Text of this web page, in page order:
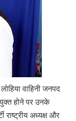
वाहिनी जनपद
होने पर उनके
राष्ट्रीय अध्यक्ष और